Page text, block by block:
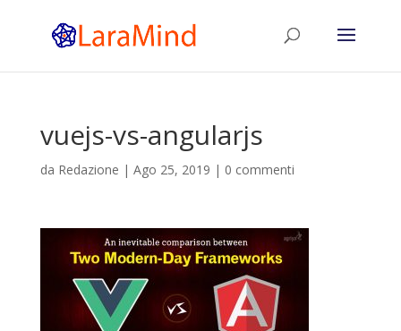
vuejs-vs-angularjs
da Redazione | Ago 25, 2019 | 0 commenti